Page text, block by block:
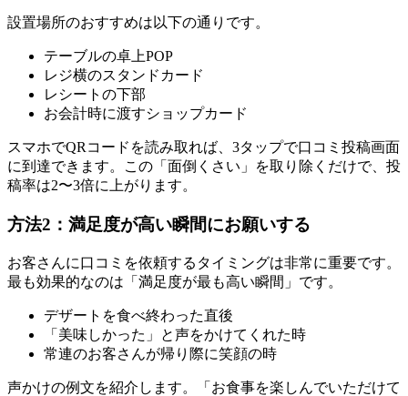
設置場所のおすすめは以下の通りです。
テーブルの卓上POP
レジ横のスタンドカード
レシートの下部
お会計時に渡すショップカード
スマホでQRコードを読み取れば、3タップで口コミ投稿画面
に到達できます。この「面倒くさい」を取り除くだけで、投
稿率は2〜3倍に上がります。
方法2：満足度が高い瞬間にお願いする
お客さんに口コミを依頼するタイミングは非常に重要です。
最も効果的なのは「満足度が最も高い瞬間」です。
デザートを食べ終わった直後
「美味しかった」と声をかけてくれた時
常連のお客さんが帰り際に笑顔の時
声かけの例文を紹介します。「お食事を楽しんでいただけて